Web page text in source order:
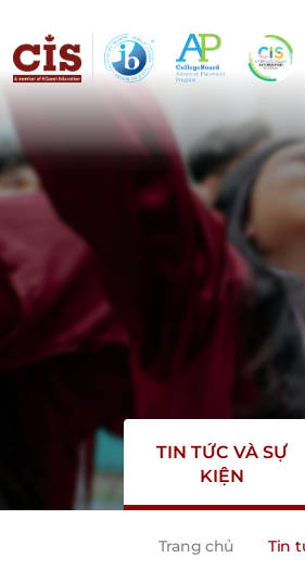
TIN TỨC VÀ SỰ
KIỆN
Trang chủ Tin